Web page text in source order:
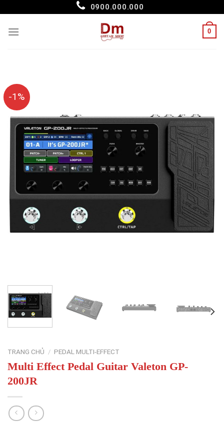
content
0900.000.000
0
-1%
TRANG CHỦ / PEDAL MULTI-EFFECT
Multi Effect Pedal Guitar Valeton GP-
200JR